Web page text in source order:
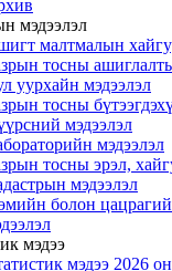
мэдээлэл
малтмалын
тосны
уурхайн мэдээлэл
тосны
мэдээлэл
мэдээлэл
тосны эрэл,
мэдээлэл
болон
мэдээ
мэдээ 2026 он